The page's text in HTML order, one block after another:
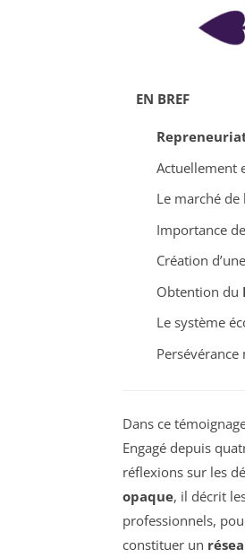
EN BREF
Actuellement
Le marché
Importance
Création d’une
Obtention du
Le système
Dans ce
Engagé depuis
réflexions sur les
opaque, il décrit
professionnels,
constituer un